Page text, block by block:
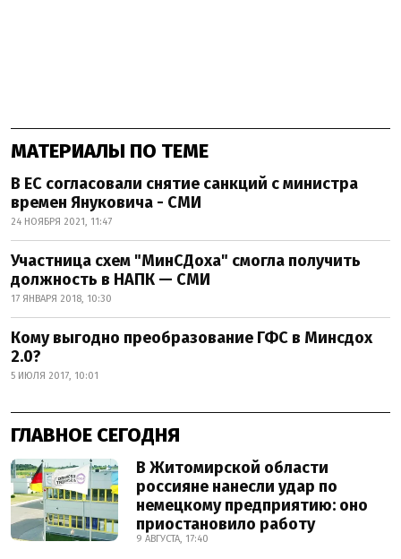
МАТЕРИАЛЫ ПО ТЕМЕ
В ЕС согласовали снятие санкций с министра
времен Януковича - СМИ
24 НОЯБРЯ 2021, 11:47
Участница схем "МинСДоха" смогла получить
должность в НАПК — СМИ
17 ЯНВАРЯ 2018, 10:30
Кому выгодно преобразование ГФС в Минсдох
2.0?
5 ИЮЛЯ 2017, 10:01
ГЛАВНОЕ СЕГОДНЯ
В Житомирской области
россияне нанесли удар по
немецкому предприятию: оно
приостановило работу
9 АВГУСТА, 17:40